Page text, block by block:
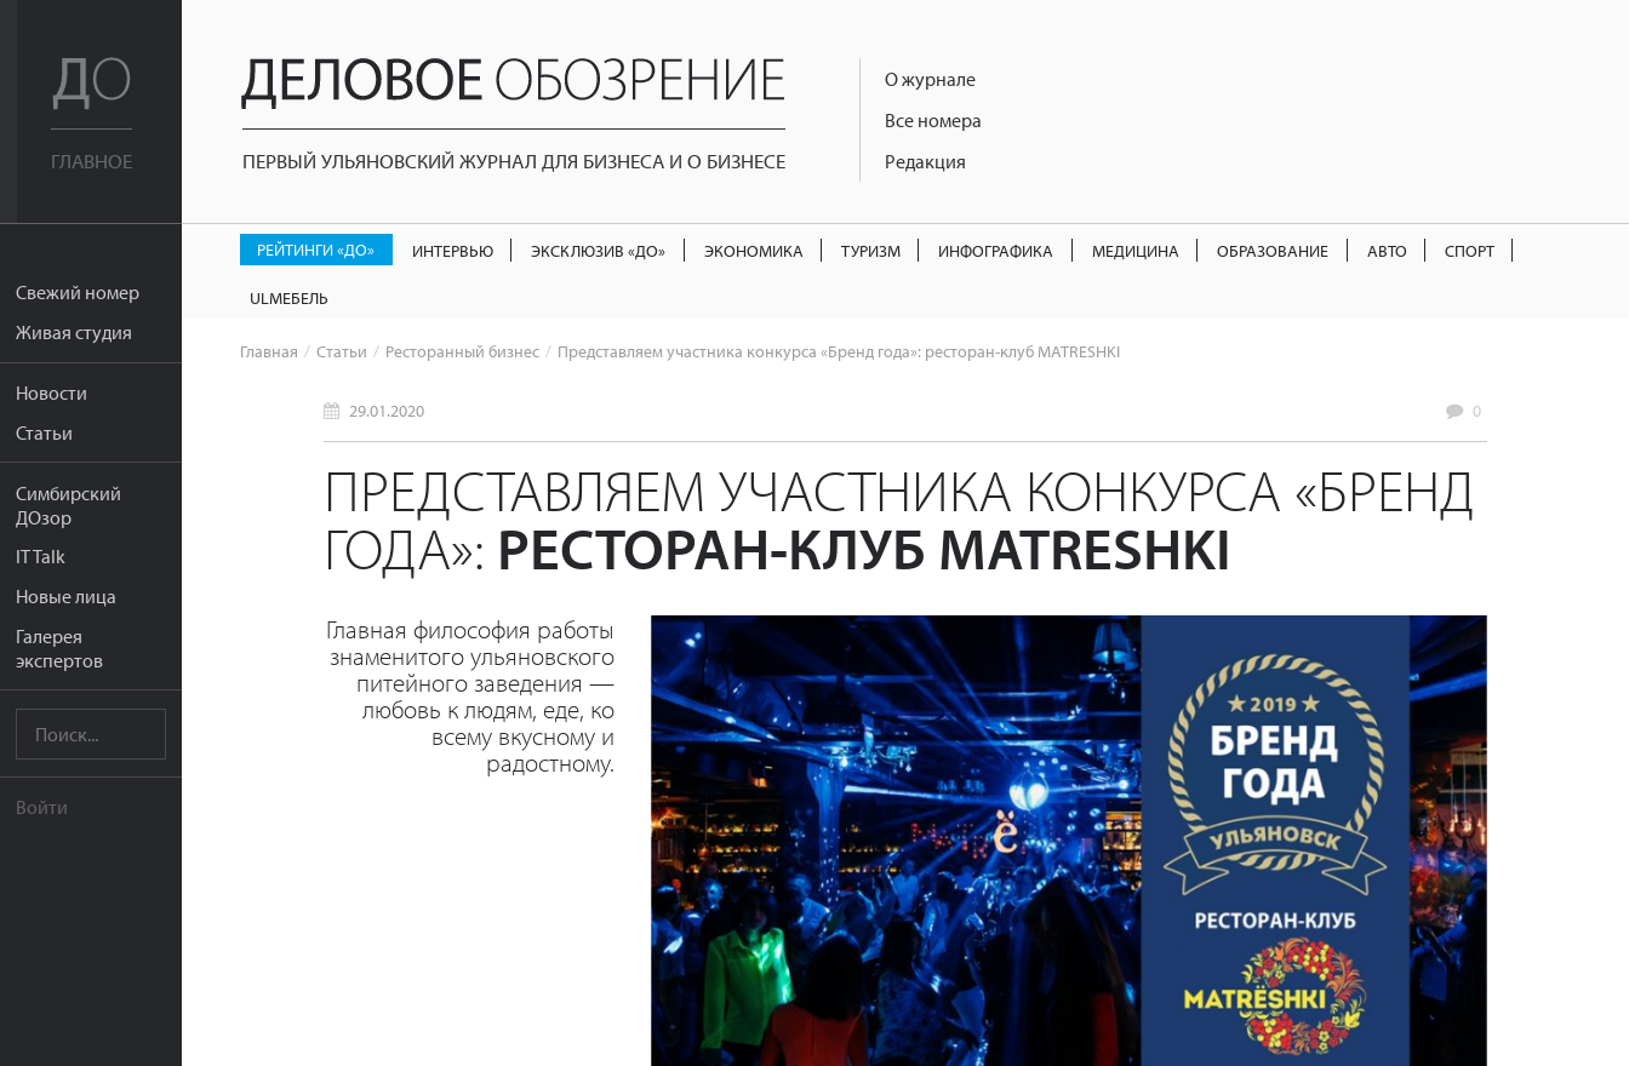
ГЛАВНОЕ
Свежий номер
Живая студия
Новости
Статьи
Симбирский
ДОзор
IT Talk
Новые лица
Галерея
экспертов
Войти
ПЕРВЫЙ УЛЬЯНОВСКИЙ ЖУРНАЛ ДЛЯ БИЗНЕСА И О БИЗНЕСЕ
О журнале
Все номера
Редакция
РЕЙТИНГИ «ДО» ИНТЕРВЬЮ ЭКСКЛЮЗИВ «ДО» ЭКОНОМИКА ТУРИЗМ ИНФОГРАФИКА МЕДИЦИНА ОБРАЗОВАНИЕ АВТО СПОРТ
ULМЕБЕЛЬ
Главная Статьи Ресторанный бизнес Представляем участника конкурса «Бренд года»: ресторан-клуб MATRESHKI
29.01.2020 0
ПРЕДСТАВЛЯЕМ УЧАСТНИКА КОНКУРСА «БРЕНД
ГОДА»: РЕСТОРАН-КЛУБ MATRESHKI
Главная философия работы
знаменитого ульяновского
питейного заведения —
любовь к людям, еде, ко
всему вкусному и
радостному.